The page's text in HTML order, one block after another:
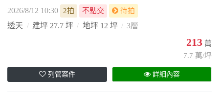
2026/8/12 10:30 2拍 不點交 待拍
透天 建坪 27.7 坪 地坪 12 坪 3層
213 萬
7.7 萬/坪
列管案件 詳細內容